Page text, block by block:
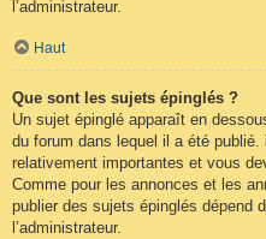
l’administrateur.
Haut
Que sont les sujets épinglés ?
Un sujet épinglé apparaît en
du forum dans lequel il a été
relativement importantes et vous
Comme pour les annonces et les
publier des sujets épinglés dépend
l’administrateur.